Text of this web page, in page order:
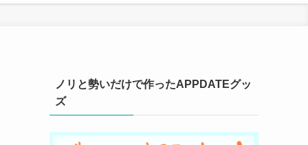
ノリと勢いだけで作ったAPPDATEグッ
ズ